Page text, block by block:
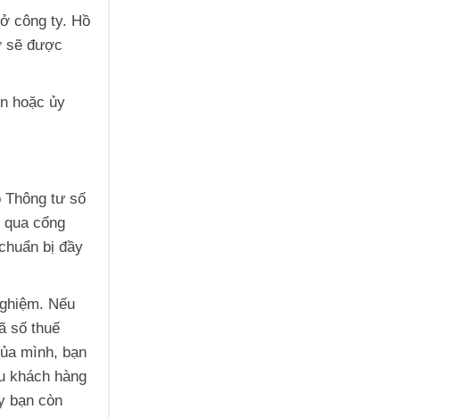
công ty. Hồ
sẽ được
hoặc ủy
Thông tư số
cổng
bị đầy
Nếu
số thuế
mình, bạn
khách hàng
bạn còn